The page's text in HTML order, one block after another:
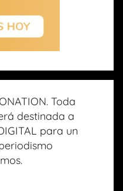
Toda
destinada a
para un